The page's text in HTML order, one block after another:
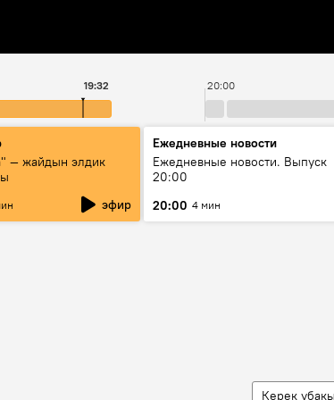
20:00
19:32
— жайдын элдик
эфир
Ежедневные новости
Ежедневные новости. Выпуск
20:00
20:00 4 мин
Керек